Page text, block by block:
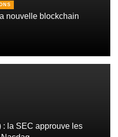
nouvelle blockchain
: la SEC approuve les